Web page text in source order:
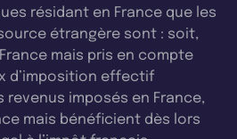
résidant en France que les
étrangère sont : soit,
mais pris en compte
d’imposition effectif
revenus imposés en France,
mais bénéficient dès lors